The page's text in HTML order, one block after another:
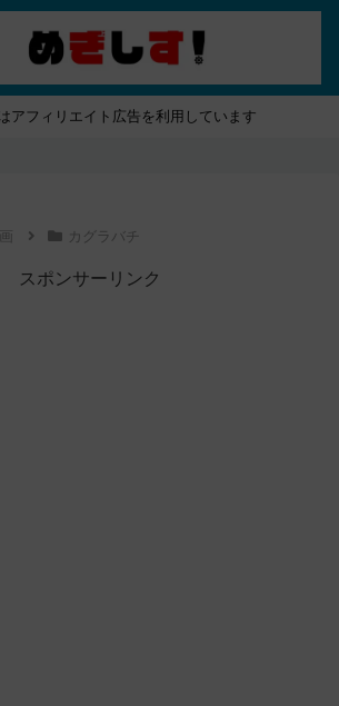
アフィリエイト広告を利用しています
カグラバチ
スポンサーリンク